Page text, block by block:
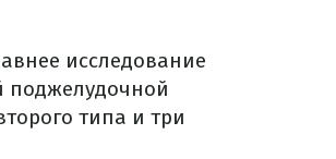
исследование
поджелудочной
типа и три